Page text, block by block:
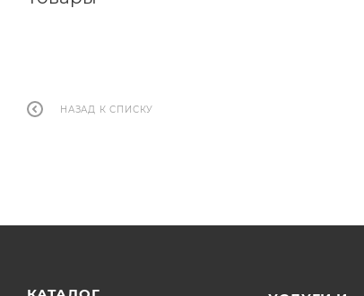
НАЗАД К СПИСКУ